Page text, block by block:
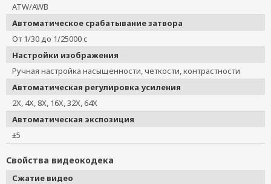
ATW/AWB
Автоматическое срабатывание затвора
От 1/30 до 1/25000 с
Настройки изображения
Ручная настройка насыщенности, четкости, контрастности
Автоматическая регулировка усиления
2X, 4X, 8X, 16X, 32X, 64X
Автоматическая экспозиция
±5
Свойства видеокодека
Сжатие видео